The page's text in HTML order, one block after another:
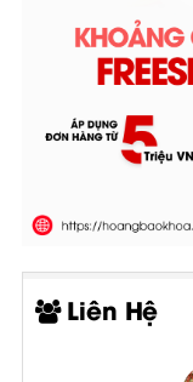
Liên Hệ